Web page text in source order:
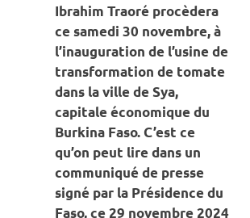
Ibrahim Traoré procèdera
ce samedi 30 novembre, à
l’inauguration de l’usine de
transformation de tomate
dans la ville de Sya,
capitale économique du
Burkina Faso. C’est ce
qu’on peut lire dans un
communiqué de presse
signé par la Présidence du
Faso, ce 29 novembre 2024